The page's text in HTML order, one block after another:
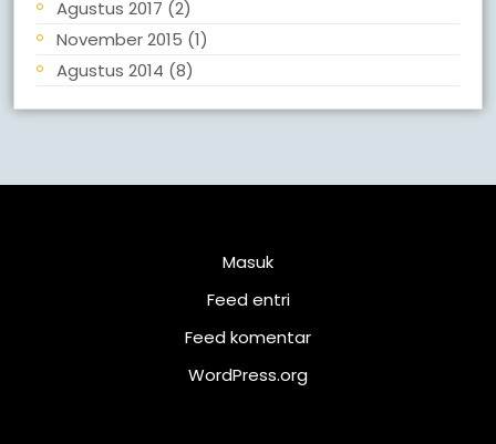
Agustus 2017 (2)
November 2015 (1)
Agustus 2014 (8)
Masuk
Feed entri
Feed komentar
WordPress.org